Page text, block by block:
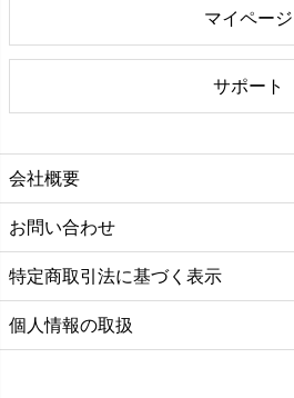
マイページ
サポート
会社概要
お問い合わせ
特定商取引法に基づく表示
個人情報の取扱